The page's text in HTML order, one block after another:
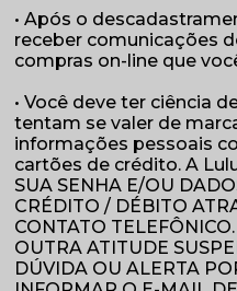
• Após o
receber comunicações
compras on-line que
• Você deve ter ciência
tentam se valer de
informações pessoais
cartões de crédito. A
SUA SENHA E/OU
CRÉDITO / DÉBITO
CONTATO
OUTRA ATITUDE
DÚVIDA OU ALERTA